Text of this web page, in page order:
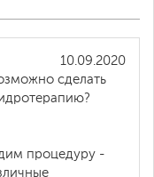
10.09.2020
сделать
процедуру -